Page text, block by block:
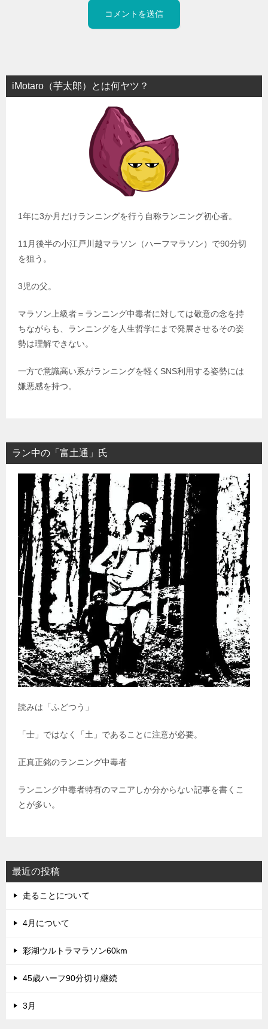
iMotaro（芋太郎）とは何ヤツ？
1年に3か月だけランニングを行う自称ランニング初心者。
11月後半の小江戸川越マラソン（ハーフマラソン）で90分切
を狙う。
3児の父。
マラソン上級者＝ランニング中毒者に対しては敬意の念を持
ちながらも、ランニングを人生哲学にまで発展させるその姿
勢は理解できない。
一方で意識高い系がランニングを軽くSNS利用する姿勢には
嫌悪感を持つ。
ラン中の「富土通」氏
読みは「ふどつう」
「士」ではなく「土」であることに注意が必要。
正真正銘のランニング中毒者
ランニング中毒者特有のマニアしか分からない記事を書くこ
とが多い。
最近の投稿
走ることについて
4月について
彩湖ウルトラマラソン60km
45歳ハーフ90分切り継続
3月